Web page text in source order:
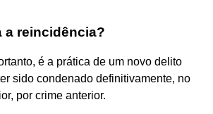
a reincidência?
é a prática de um novo delito
sido condenado definitivamente, no
por crime anterior.